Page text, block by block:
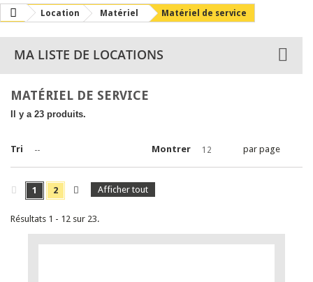
Location Matériel Matériel de service
MA LISTE DE LOCATIONS
MATÉRIEL DE SERVICE
Il y a 23 produits.
Tri -- Montrer 12 par page
Afficher tout
1 2
Résultats 1 - 12 sur 23.